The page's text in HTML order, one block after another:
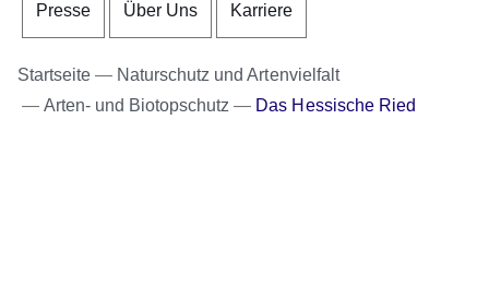
Presse Über Uns Karriere
Startseite
Naturschutz und Artenvielfalt
Arten- und Biotopschutz
Das Hessische Ried